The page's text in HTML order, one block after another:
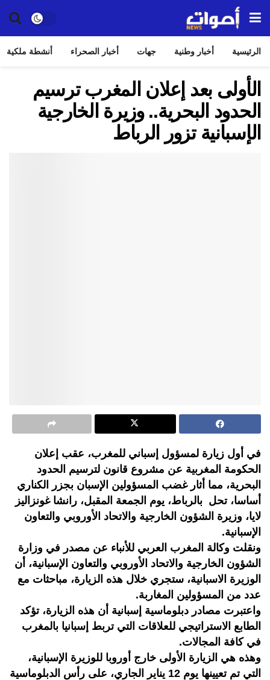
الرئيسية أخبار وطنية جهات أخبار الصحراء أنشطة ملكية
الأولى بعد إعلان المغرب ترسيم
الحدود البحرية.. وزيرة الخارجية
الإسبانية تزور الرباط
في أول زيارة لمسؤول إسباني للمغرب، عقب إعلان
الحكومة المغربية عن مشروع قانون لترسيم الحدود
البحرية، مما أثار غضب المسؤولين الإسبان بجزر الكناري
أساسا، تحل بالرباط، يوم الجمعة المقبل، رانشا غونزاليز
لايا، وزيرة الشؤون الخارجية والاتحاد الأوروبي والتعاون
الإسبانية.
ونقلت وكالة المغرب العربي للأنباء عن مصدر في وزارة
الشؤون الخارجية والاتحاد الأوروبي والتعاون الإسبانية، أن
الوزيرة الاسبانية، ستجري خلال هذه الزيارة، مباحثات مع
عدد من المسؤولين المغاربة.
واعتبرت مصادر دبلوماسية إسبانية أن هذه الزيارة، تؤكد
الطابع الاستراتيجي للعلاقات التي تربط إسبانيا بالمغرب
في كافة المجالات.
وهذه هي الزيارة الأولى خارج أوروبا للوزيرة الإسبانية،
التي تم تعيينها يوم 12 يناير الجاري، على رأس الدبلوماسية